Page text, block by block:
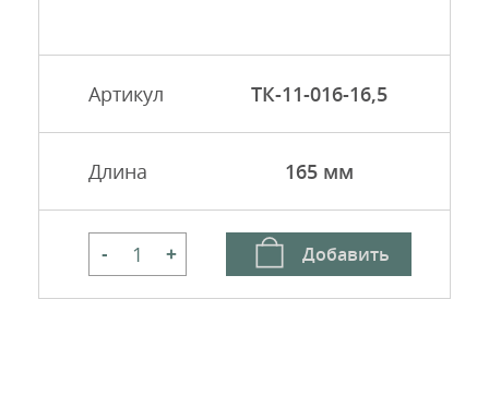
Артикул ТК-11-016-16,5
Длина 165 мм
- + Добавить